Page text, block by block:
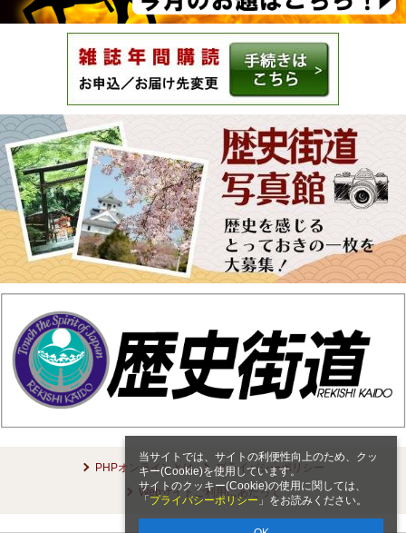
当サイトでは、サイトの利便性向上のため、クッ
キー(Cookie)を使用しています。
サイトのクッキー(Cookie)の使用に関しては、
「 プライバシーポリシー 」をお読みください。
PHPオンラインとは
プライバシーポリシー
Webサイトご利用にあたって